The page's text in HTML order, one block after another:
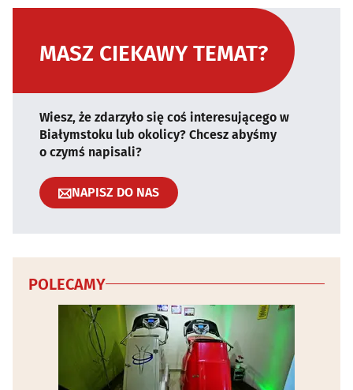
MASZ CIEKAWY TEMAT?
Wiesz, że zdarzyło się coś interesującego w
Białymstoku lub okolicy? Chcesz abyśmy
o czymś napisali?
NAPISZ DO NAS
POLECAMY